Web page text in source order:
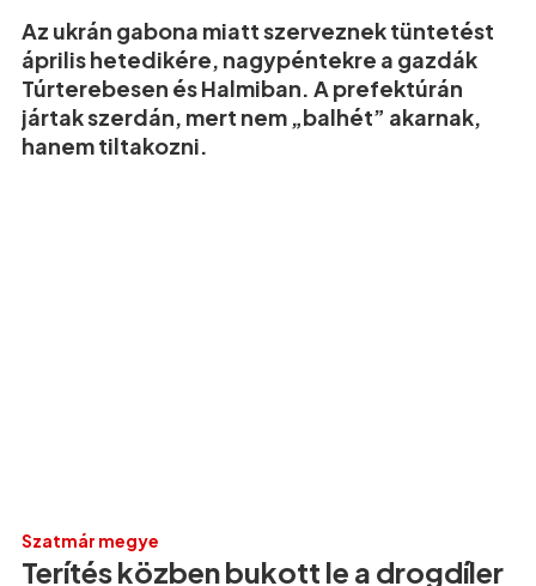
Az ukrán gabona miatt szerveznek tüntetést
április hetedikére, nagypéntekre a gazdák
Túrterebesen és Halmiban. A prefektúrán
jártak szerdán, mert nem „balhét” akarnak,
hanem tiltakozni.
Szatmár megye
Terítés közben bukott le a drogdíler